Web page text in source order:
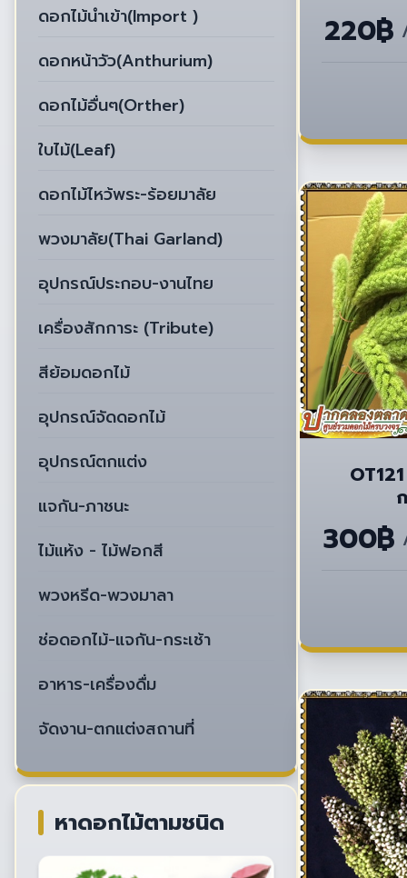
ดอกไม้นำเข้า(Import )
ดอกหน้าวัว(Anthurium)
ดอกไม้อื่นๆ(Orther)
ใบไม้(Leaf)
ดอกไม้ไหว้พระ-ร้อยมาลัย
พวงมาลัย(Thai Garland)
อุปกรณ์ประกอบ-งานไทย
เครื่องสักการะ (Tribute)
สีย้อมดอกไม้
อุปกรณ์จัดดอกไม้
อุปกรณ์ตกแต่ง
แจกัน-ภาชนะ
ไม้แห้ง - ไม้ฟอกสี
พวงหรีด-พวงมาลา
ช่อดอกไม้-แจกัน-กระเช้า
อาหาร-เครื่องดื่ม
จัดงาน-ตกแต่งสถานที่
หาดอกไม้ตามชนิด
220฿
300฿